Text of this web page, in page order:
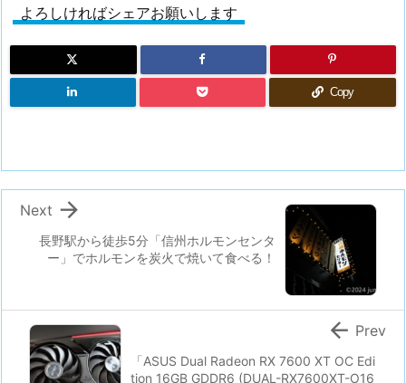
よろしければシェアお願いします
Copy
長野駅から徒歩5分「信州ホルモンセンタ
ー」でホルモンを炭火で焼いて食べる！

Next
「ASUS Dual Radeon RX 7600 XT OC Edi
tion 16GB GDDR6 (DUAL-RX7600XT-O16
 Prev